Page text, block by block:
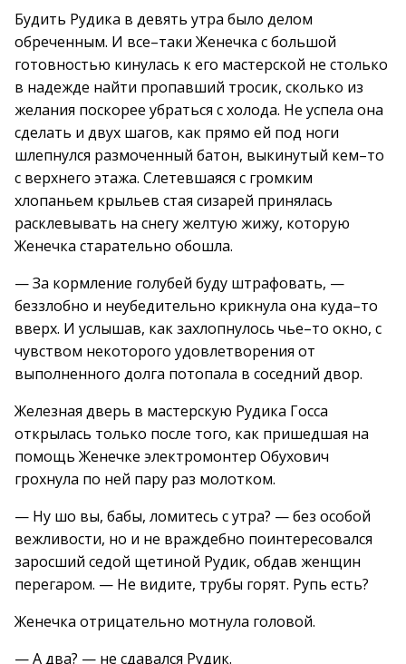
Будить Рудика в девять утра было делом
обреченным. И все–таки Женечка с большой
готовностью кинулась к его мастерской не столько
в надежде найти пропавший тросик, сколько из
желания поскорее убраться с холода. Не успела она
сделать и двух шагов, как прямо ей под ноги
шлепнулся размоченный батон, выкинутый кем–то
с верхнего этажа. Слетевшаяся с громким
хлопаньем крыльев стая сизарей принялась
расклевывать на снегу желтую жижу, которую
Женечка старательно обошла.
— За кормление голубей буду штрафовать, —
беззлобно и неубедительно крикнула она куда–то
вверх. И услышав, как захлопнулось чье–то окно, с
чувством некоторого удовлетворения от
выполненного долга потопала в соседний двор.
Железная дверь в мастерскую Рудика Госса
открылась только после того, как пришедшая на
помощь Женечке электромонтер Обухович
грохнула по ней пару раз молотком.
— Ну шо вы, бабы, ломитесь с утра? — без особой
вежливости, но и не враждебно поинтересовался
заросший седой щетиной Рудик, обдав женщин
перегаром. — Не видите, трубы горят. Рупь есть?
Женечка отрицательно мотнула головой.
— А два? — не сдавался Рудик.